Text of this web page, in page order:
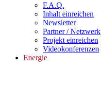
F.A.Q.
Inhalt einreichen
Newsletter
Partner / Netzwerk
Projekt einreichen
Videokonferenzen
Energie